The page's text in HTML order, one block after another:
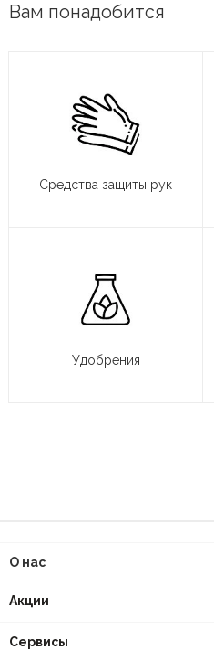
Вам понадобится
Средства защиты рук
Удобрения
О нас
Акции
Сервисы